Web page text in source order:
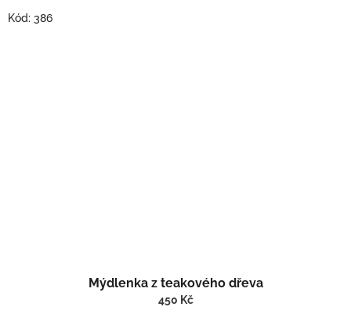
Mýdlenka z teakového dřeva
450 Kč
Kód: 386